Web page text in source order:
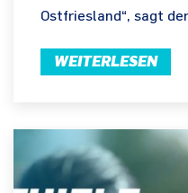
Ostfriesland“, sagt
WEITERLESEN